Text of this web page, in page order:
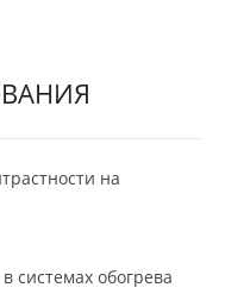
на
системах обогрева